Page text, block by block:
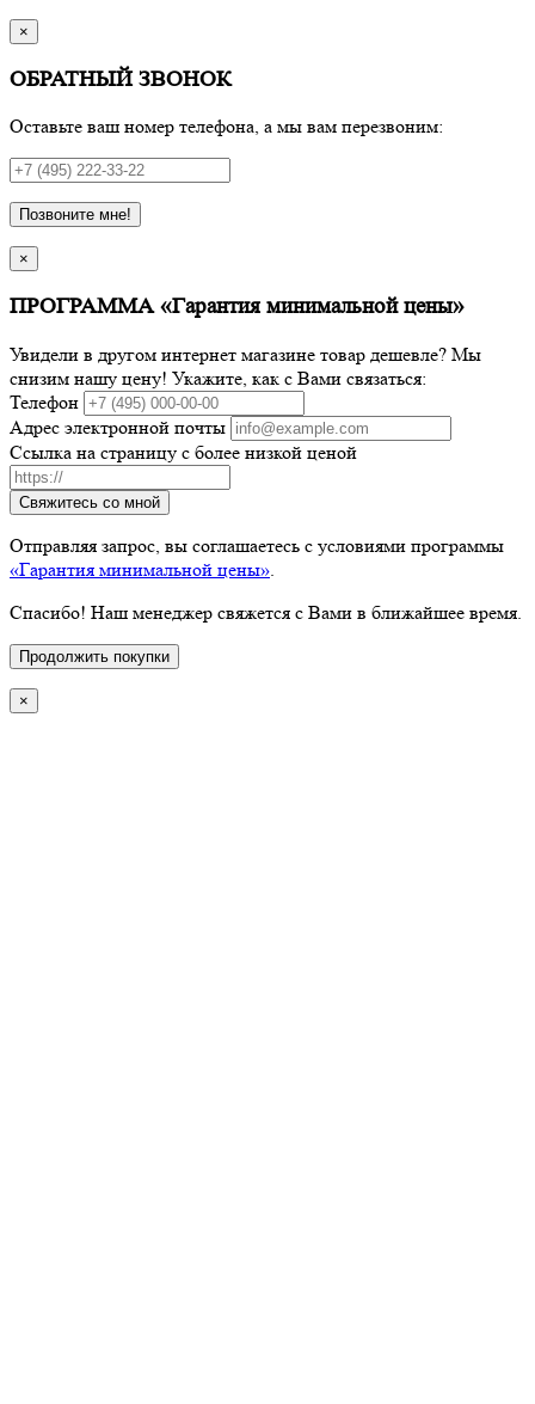
×
ОБРАТНЫЙ ЗВОНОК
Оставьте ваш номер телефона, а мы вам перезвоним:
Позвоните мне!
×
ПРОГРАММА «Гарантия минимальной цены»
Увидели в другом интернет магазине товар дешевле? Мы
снизим нашу цену! Укажите, как с Вами связаться:
Телефон
Адрес электронной почты
Ссылка на страницу с более низкой ценой
Свяжитесь со мной
Отправляя запрос, вы соглашаетесь с условиями программы
«Гарантия минимальной цены»
Спасибо! Наш менеджер свяжется с Вами в ближайшее время.
Продолжить покупки
×